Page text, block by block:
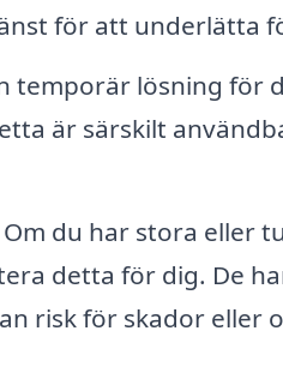
för att underlätta
temporär lösning för
är särskilt
Om du har stora eller
detta för dig. De
risk för skador eller